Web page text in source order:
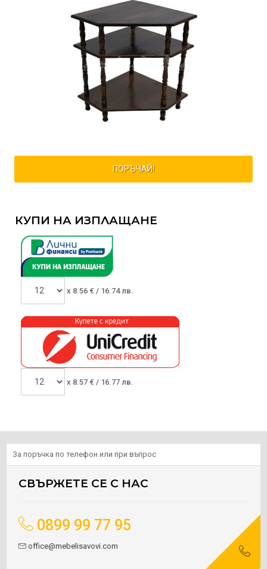
ПОРЪЧАЙ!
КУПИ НА ИЗПЛАЩАНЕ
x 8.56 € / 16.74 лв.
x 8.57 € / 16.77 лв.
За поръчка по телефон или при въпрос
СВЪРЖЕТЕ СЕ С НАС
0899 99 77 95
office@mebelisavovi.com